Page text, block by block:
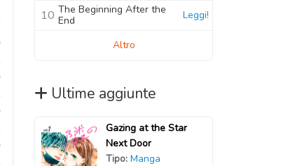
10 The Beginning After the
End
Leggi!
Altro
Ultime aggiunte
Gazing at the Star
Next Door
Tipo: Manga